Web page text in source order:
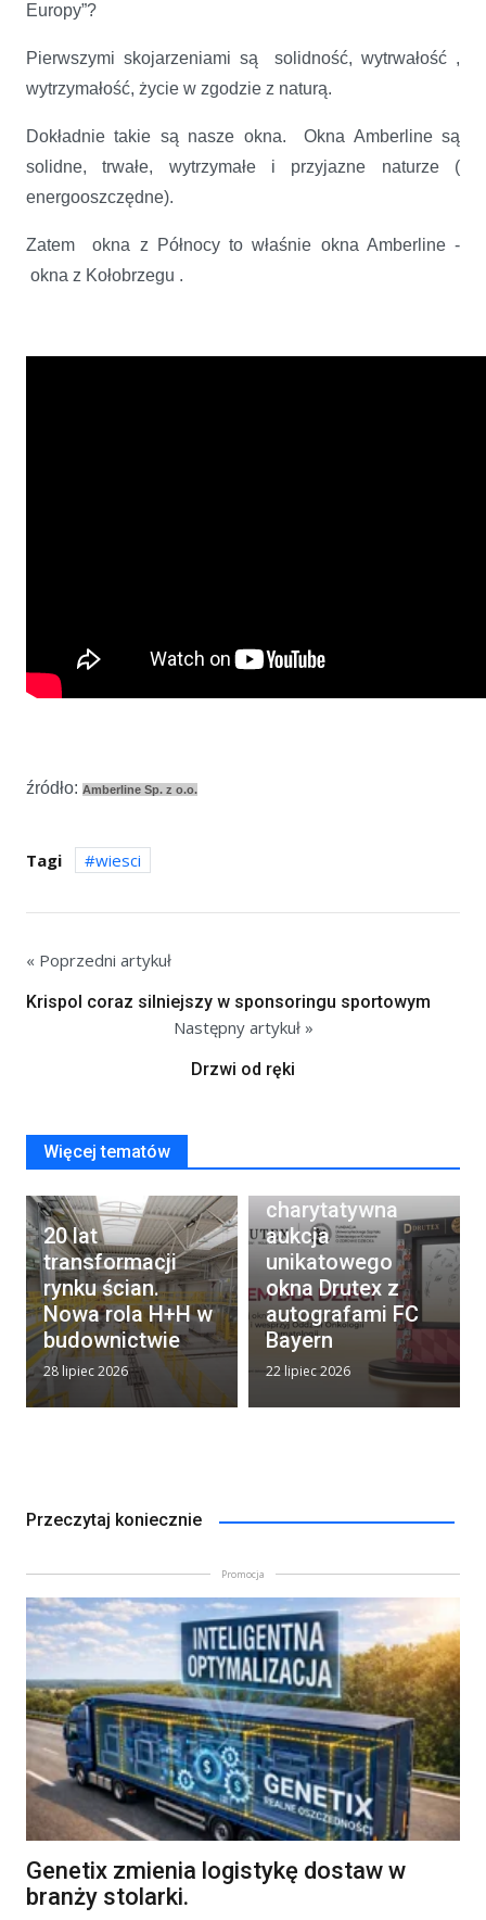
Europy”?
Pierwszymi skojarzeniami są solidność, wytrwałość ,
wytrzymałość, życie w zgodzie z naturą.
Dokładnie takie są nasze okna. Okna Amberline są
solidne, trwałe, wytrzymałe i przyjazne naturze (
energooszczędne).
Zatem okna z Północy to właśnie okna Amberline -
okna z Kołobrzegu .
źródło: Amberline Sp. z o.o.
Tagi wiesci
« Poprzedni artykuł
Krispol coraz silniejszy w sponsoringu sportowym
Następny artykuł »
Drzwi od ręki
Więcej tematów
20 lat
transformacji
rynku ścian.
Nowa rola H+H w
budownictwie
28 lipiec 2026
charytatywna
aukcja
unikatowego
okna Drutex z
autografami FC
Bayern
22 lipiec 2026
Przeczytaj koniecznie
Promocja
Genetix zmienia logistykę dostaw w
branży stolarki.